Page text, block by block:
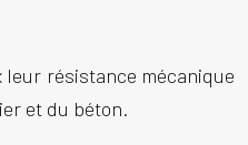
résistance mécanique
et du béton.